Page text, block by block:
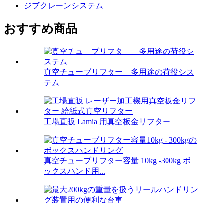
ジブクレーンシステム
おすすめ商品
真空チューブリフター – 多用途の荷役シス
テム
工場直販 Lamia 用真空板金リフター
真空チューブリフター容量 10kg -300kg ボ
ックスハンド用...